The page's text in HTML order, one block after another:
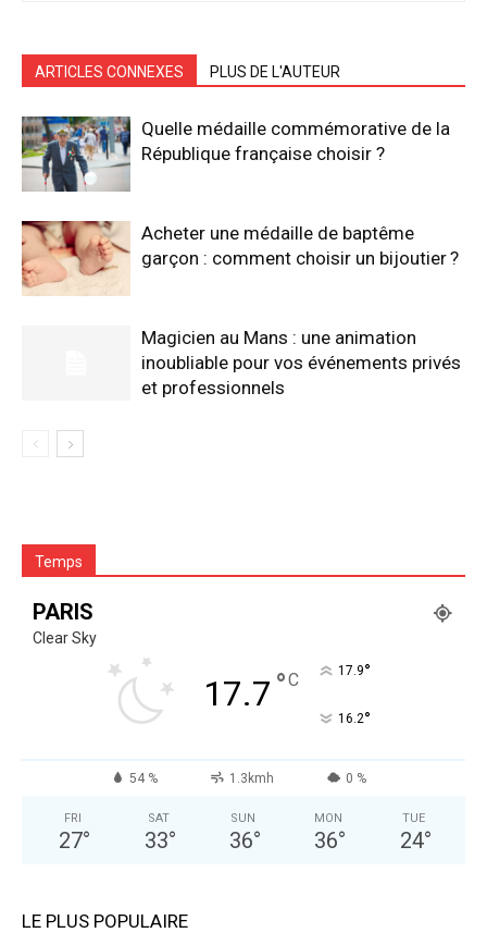
ARTICLES CONNEXES PLUS DE L'AUTEUR
Quelle médaille commémorative de la
République française choisir ?
Acheter une médaille de baptême
garçon : comment choisir un bijoutier ?
Magicien au Mans : une animation
inoubliable pour vos événements privés
et professionnels
Temps
PARIS
Clear Sky
17.7 °C 17.9°
16.2°
54 % 1.3kmh 0 %
FRI
27°
SAT
33°
SUN
36°
MON
36°
TUE
24°
LE PLUS POPULAIRE